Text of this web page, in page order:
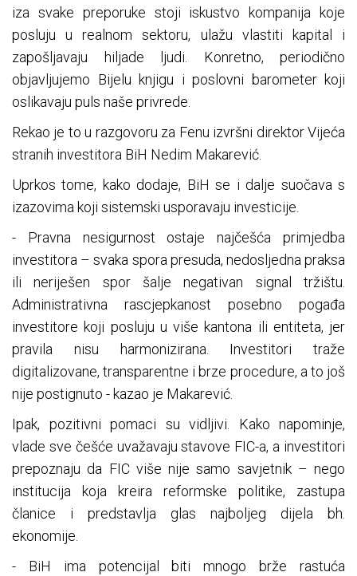
iza svake preporuke stoji iskustvo kompanija koje
posluju u realnom sektoru, ulažu vlastiti kapital i
zapošljavaju hiljade ljudi. Konretno, periodično
objavljujemo Bijelu knjigu i poslovni barometer koji
oslikavaju puls naše privrede.
Rekao je to u razgovoru za Fenu izvršni direktor Vijeća
stranih investitora BiH Nedim Makarević.
Uprkos tome, kako dodaje, BiH se i dalje suočava s
izazovima koji sistemski usporavaju investicije.
- Pravna nesigurnost ostaje najčešća primjedba
investitora – svaka spora presuda, nedosljedna praksa
ili neriješen spor šalje negativan signal tržištu.
Administrativna rascjepkanost posebno pogađa
investitore koji posluju u više kantona ili entiteta, jer
pravila nisu harmonizirana. Investitori traže
digitalizovane, transparentne i brze procedure, a to još
nije postignuto - kazao je Makarević.
Ipak, pozitivni pomaci su vidljivi. Kako napominje,
vlade sve češće uvažavaju stavove FIC-a, a investitori
prepoznaju da FIC više nije samo savjetnik – nego
institucija koja kreira reformske politike, zastupa
članice i predstavlja glas najboljeg dijela bh.
ekonomije.
- BiH ima potencijal biti mnogo brže rastuća